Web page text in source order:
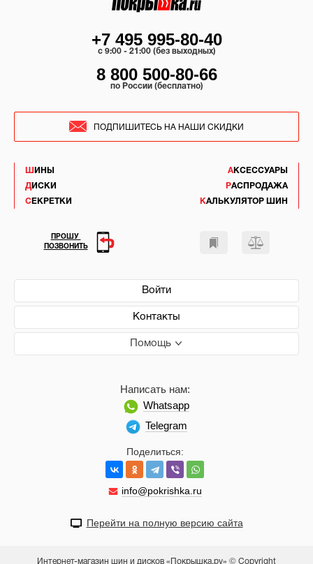
ШИНЫ
ДИСКИ
СЕКРЕТКИ
АКСЕССУАРЫ
РАСПРОДАЖА
КАЛЬКУЛЯТОР ШИН
Войти
Контакты
Помощь
Поделиться:
info@pokrishka.ru
Написать нам:
Whatsapp
Telegram
+7 495 995-80-40
c 9:00 - 21:00 (без выходных)
8 800 500-80-66
по России (бесплатно)
ПОДПИШИТЕСЬ НА НАШИ СКИДКИ
ПРОШУ
ПОЗВОНИТЬ
Перейти на полную версию сайта
Интернет-магазин шин и дисков «Покрышка.ру» © Copyright